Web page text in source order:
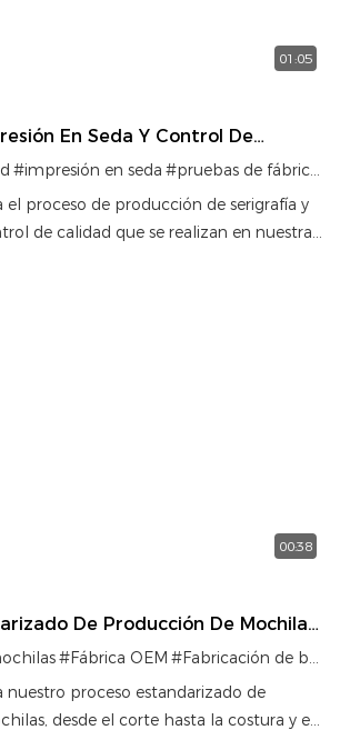
01:05
En Seda Y Control De
De Pruebas De Fábrica
#impresión en seda #pruebas de fábrica
el proceso de producción de serigrafía y
de calidad que se realizan en nuestra
00:38
De Producción De Mochilas
De Fábrica OEM
#Fábrica OEM #Fabricación de bolsas
nuestro proceso estandarizado de
desde el corte hasta la costura y el